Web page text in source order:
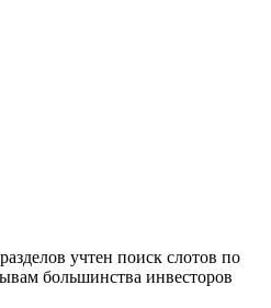
учтен поиск слотов по
большинства инвесторов